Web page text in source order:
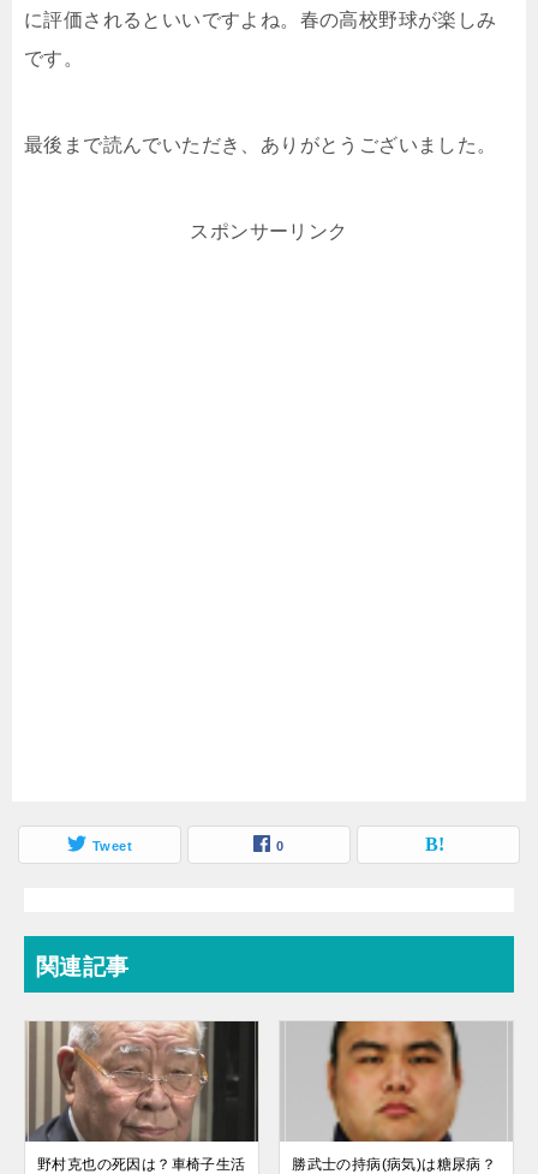
に評価されるといいですよね。春の高校野球が楽しみ
です。
最後まで読んでいただき、ありがとうございました。
スポンサーリンク
Tweet 0
関連記事
野村克也の死因は？車椅子生活
勝武士の持病(病気)は糖尿病？